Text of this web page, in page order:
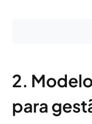
2.
para